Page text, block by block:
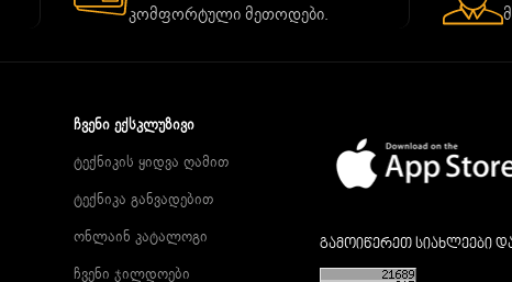
კომფორტული მეთოდები.
ᲩᲕᲔᲜᲘ ᲔᲥᲡᲙᲚᲣᲖᲘᲕᲘ
ტექნიკის ყიდვა ღამით
ტექნიკა განვადებით
ონლაინ კატალოგი
ჩვენი ჯილდოები
გამოიწერეთ სიახლეები